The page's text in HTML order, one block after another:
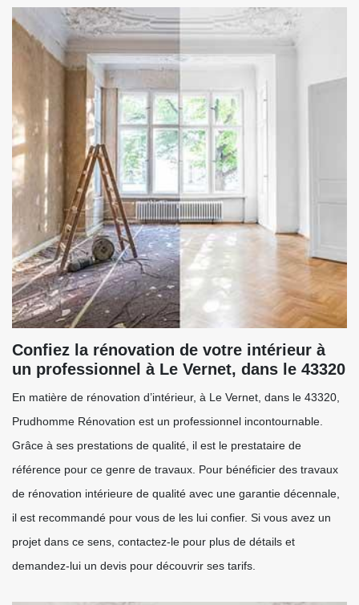
Confiez la rénovation de votre intérieur à
un professionnel à Le Vernet, dans le 43320
En matière de rénovation d’intérieur, à Le Vernet, dans le 43320,
Prudhomme Rénovation est un professionnel incontournable.
Grâce à ses prestations de qualité, il est le prestataire de
référence pour ce genre de travaux. Pour bénéficier des travaux
de rénovation intérieure de qualité avec une garantie décennale,
il est recommandé pour vous de les lui confier. Si vous avez un
projet dans ce sens, contactez-le pour plus de détails et
demandez-lui un devis pour découvrir ses tarifs.